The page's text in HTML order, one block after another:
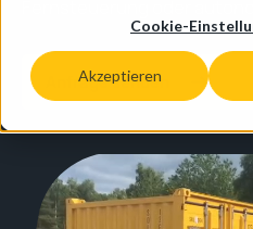
Cookie-
Akzeptieren
Anfrage senden